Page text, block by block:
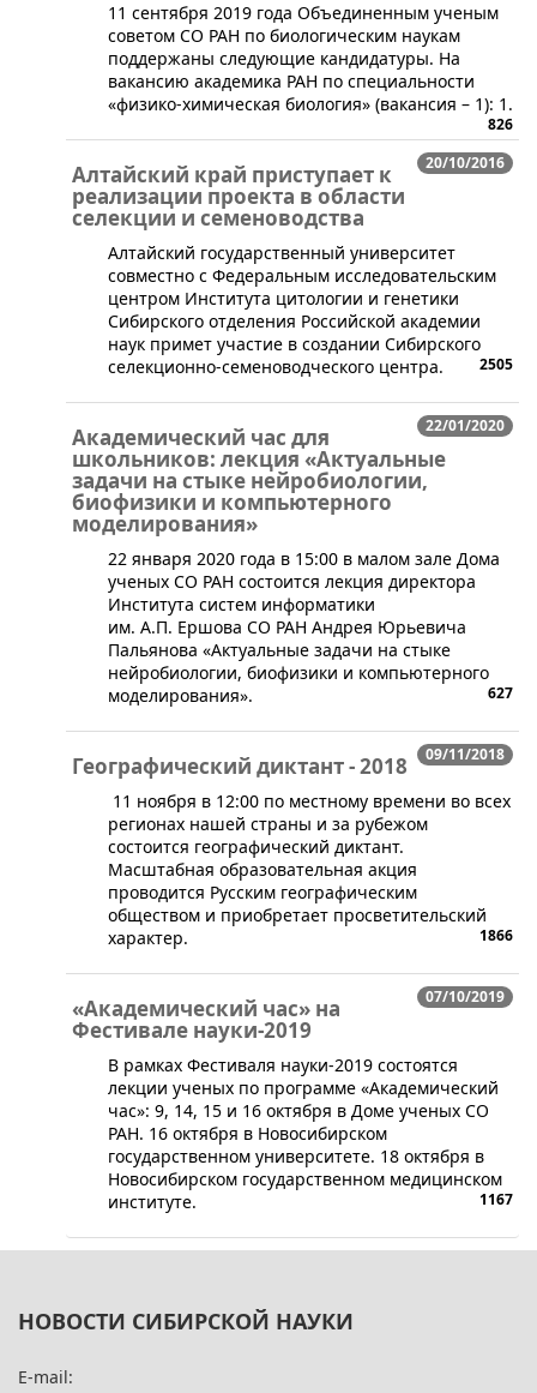
​11 сентября 2019 года Объединенным ученым
советом СО РАН по биологическим наукам
поддержаны следующие кандидатуры. На
вакансию академика РАН по специальности
«физико-химическая биология» (вакансия – 1): 1.
826
20/10/2016
Алтайский край приступает к
реализации проекта в области
селекции и семеноводства
​Алтайский государственный университет
совместно с Федеральным исследовательским
центром Института цитологии и генетики
Сибирского отделения Российской академии
наук примет участие в создании Сибирского
селекционно-семеноводческого центра.
2505
22/01/2020
Академический час для
школьников: лекция «Актуальные
задачи на стыке нейробиологии,
биофизики и компьютерного
моделирования»
​22 января 2020 года в 15:00 в малом зале Дома
ученых СО РАН состоится лекция директора
Института систем информатики
им. А.П. Ершова СО РАН Андрея Юрьевича
Пальянова «Актуальные задачи на стыке
нейробиологии, биофизики и компьютерного
моделирования».
627
09/11/2018
Географический диктант - 2018
11 ноября в 12:00 по местному времени во всех
регионах нашей страны и за рубежом
состоится географический диктант.
Масштабная образовательная акция
проводится Русским географическим
обществом и приобретает просветительский
характер.
1866
07/10/2019
«Академический час» на
Фестивале науки-2019
​В рамках Фестиваля науки-2019 состоятся
лекции ученых по программе «Академический
час»: 9, 14, 15 и 16 октября в Доме ученых СО
РАН. 16 октября в Новосибирском
государственном университете. 18 октября в
Новосибирском государственном медицинском
институте.
1167
НОВОСТИ СИБИРСКОЙ НАУКИ
E-mail: